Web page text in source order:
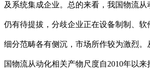
及系统集成企业。总的来看，我国物流
仍有待提拔，分歧企业正在设备制制、软
细分范畴各有侧沉，市场所作较为激烈。
国物流从动化相关产物尺度自2010年以来